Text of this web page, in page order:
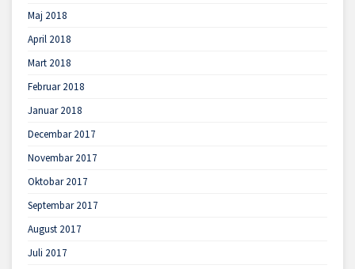
Maj 2018
April 2018
Mart 2018
Februar 2018
Januar 2018
Decembar 2017
Novembar 2017
Oktobar 2017
Septembar 2017
August 2017
Juli 2017